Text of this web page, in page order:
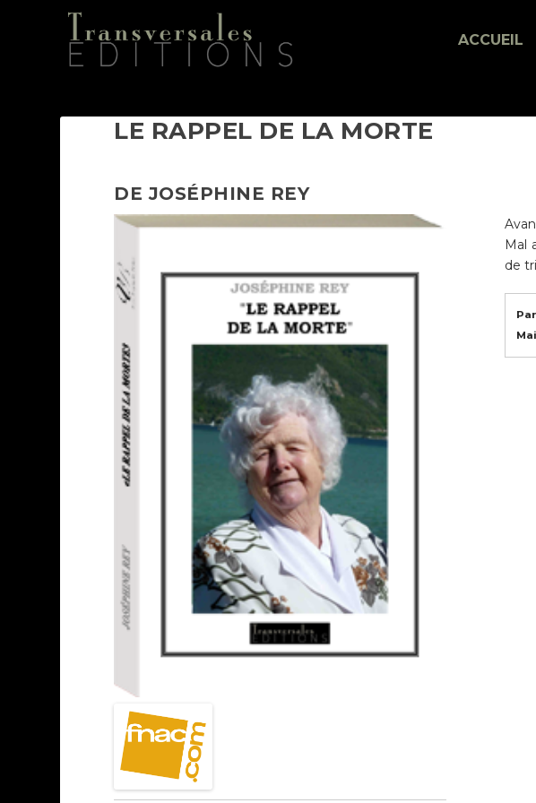
ACCUEIL
LE RAPPEL DE LA MORTE
DE JOSÉPHINE REY
Mal
de